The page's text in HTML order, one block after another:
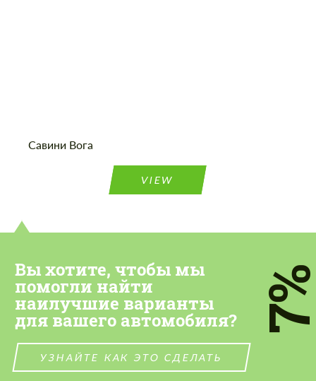
Савини Вога
VIEW
Вы хотите, чтобы мы
помогли найти
наилучшие варианты
для вашего автомобиля?
УЗНАЙТЕ КАК ЭТО СДЕЛАТЬ
СВЯЖИТЕСЬ СО МНОЙ
персональных данных
СВЯЖИТЕСЬ СО МНОЙ